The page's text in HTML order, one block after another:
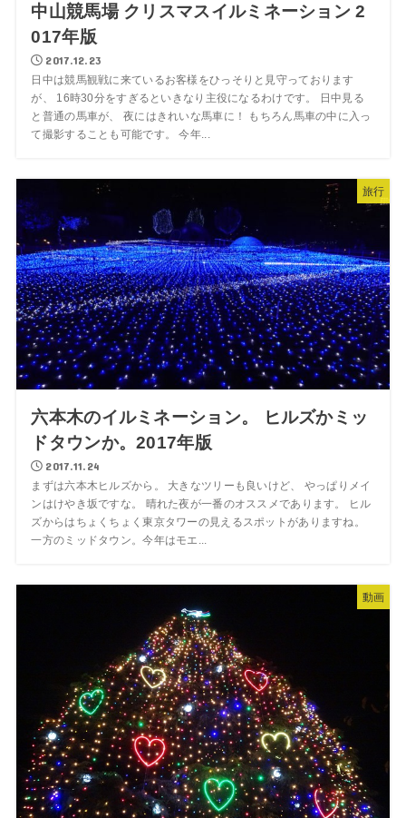
中山競馬場 クリスマスイルミネーション 2
017年版
2017.12.23
日中は競馬観戦に来ているお客様をひっそりと見守っております
が、 16時30分をすぎるといきなり主役になるわけです。 日中見る
と普通の馬車が、 夜にはきれいな馬車に！ もちろん馬車の中に入っ
て撮影することも可能です。 今年...
旅行
六本木のイルミネーション。 ヒルズかミッ
ドタウンか。2017年版
2017.11.24
まずは六本木ヒルズから。 大きなツリーも良いけど、 やっぱりメイ
ンはけやき坂ですな。 晴れた夜が一番のオススメであります。 ヒル
ズからはちょくちょく東京タワーの見えるスポットがありますね。
一方のミッドタウン。今年はモエ...
動画